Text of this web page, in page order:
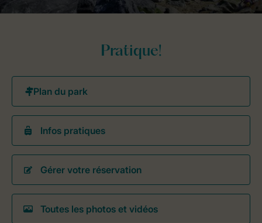
Pratique!
Infos pratiques
Gérer votre réservation
Toutes les photos et vidéos